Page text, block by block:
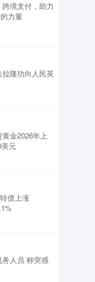
境支付，助力
力量
隆功向人民英
金2026年上
元
债上涨
人员 称突感